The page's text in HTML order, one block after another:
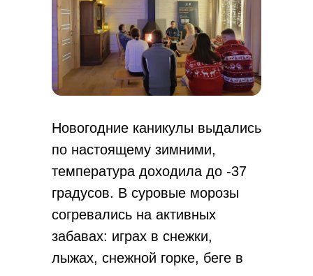
Новогодние каникулы выдались
по настоящему зимними,
температура доходила до -37
градусов. В суровые морозы
согревались на активных
забавах: играх в снежки,
лыжах, снежной горке, беге в